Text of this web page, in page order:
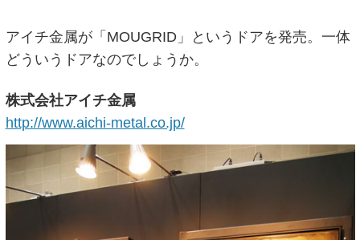
アイチ金属が「MOUGRID」というドアを発売。一体
どういうドアなのでしょうか。
株式会社アイチ金属
http://www.aichi-metal.co.jp/